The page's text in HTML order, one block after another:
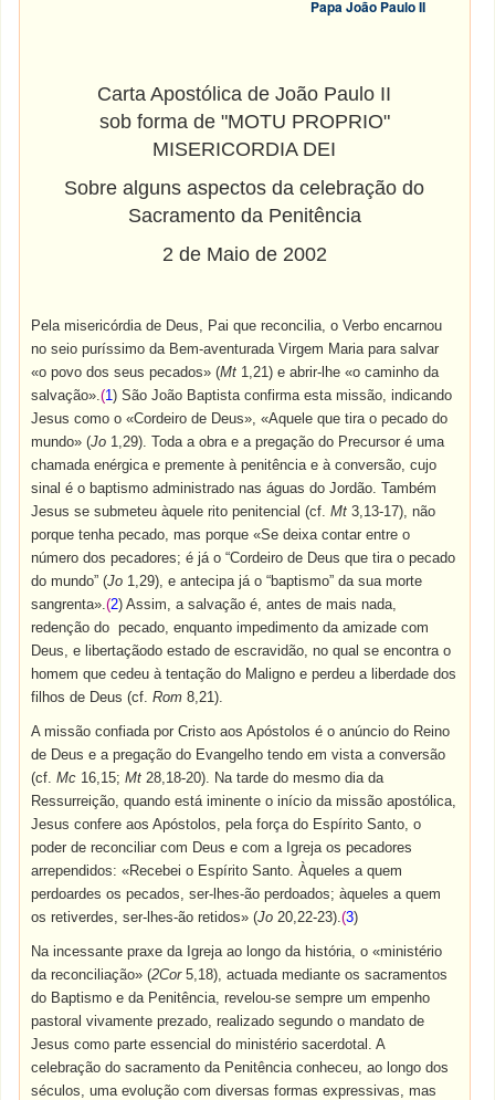
Papa João Paulo II
Carta Apostólica de João Paulo II
sob forma de "MOTU PROPRIO"
MISERICORDIA DEI
Sobre alguns aspectos da celebração do
Sacramento da Penitência
2 de Maio de 2002
Pela misericórdia de Deus, Pai que reconcilia, o Verbo encarnou
no seio puríssimo da Bem-aventurada Virgem Maria para salvar
«o povo dos seus pecados» (Mt 1,21) e abrir-lhe «o caminho da
salvação».(1) São João Baptista confirma esta missão, indicando
Jesus como o «Cordeiro de Deus», «Aquele que tira o pecado do
mundo» (Jo 1,29). Toda a obra e a pregação do Precursor é uma
chamada enérgica e premente à penitência e à conversão, cujo
sinal é o baptismo administrado nas águas do Jordão. Também
Jesus se submeteu àquele rito penitencial (cf. Mt 3,13-17), não
porque tenha pecado, mas porque «Se deixa contar entre o
número dos pecadores; é já o “Cordeiro de Deus que tira o pecado
do mundo” (Jo 1,29), e antecipa já o “baptismo” da sua morte
sangrenta».(2) Assim, a salvação é, antes de mais nada,
redenção do pecado, enquanto impedimento da amizade com
Deus, e libertaçãodo estado de escravidão, no qual se encontra o
homem que cedeu à tentação do Maligno e perdeu a liberdade dos
filhos de Deus (cf.Rom 8,21).
A missão confiada por Cristo aos Apóstolos é o anúncio do Reino
de Deus e a pregação do Evangelho tendo em vista a conversão
(cf. Mc 16,15;Mt 28,18-20). Na tarde do mesmo dia da
Ressurreição, quando está iminente o início da missão apostólica,
Jesus confere aos Apóstolos, pela força do Espírito Santo, o
poder de reconciliar com Deus e com a Igreja os pecadores
arrependidos: «Recebei o Espírito Santo. Àqueles a quem
perdoardes os pecados, ser-lhes-ão perdoados; àqueles a quem
os retiverdes, ser-lhes-ão retidos» (Jo 20,22-23).(3)
Na incessante praxe da Igreja ao longo da história, o «ministério
da reconciliação» (2Cor5,18), actuada mediante os sacramentos
do Baptismo e da Penitência, revelou-se sempre um empenho
pastoral vivamente prezado, realizado segundo o mandato de
Jesus como parte essencial do ministério sacerdotal. A
celebração do sacramento da Penitência conheceu, ao longo dos
séculos, uma evolução com diversas formas expressivas, mas